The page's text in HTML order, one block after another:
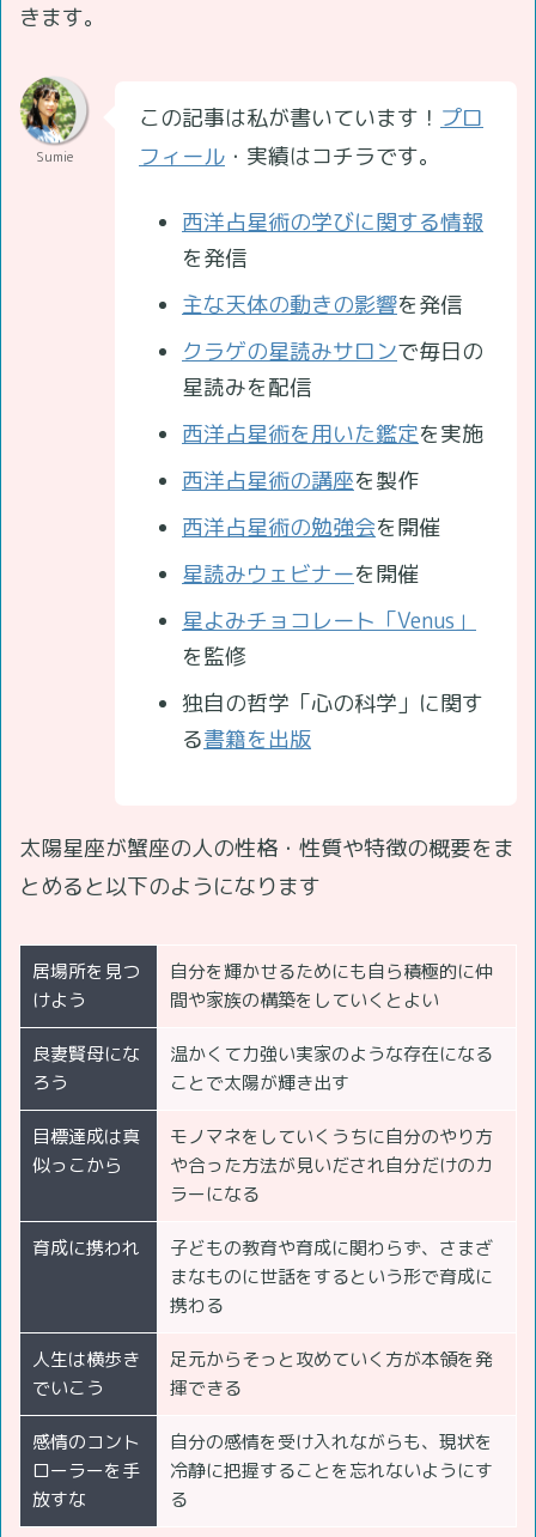
きます。
Sumie
この記事は私が書いています！ プロ
フィール ・実績はコチラです。
西洋占星術の学びに関する情報
を発信
主な天体の動きの影響を発信
クラゲの星読みサロンで毎日の
星読みを配信
西洋占星術を用いた鑑定を実施
西洋占星術の講座を製作
西洋占星術の勉強会を開催
星読みウェビナーを開催
星よみチョコレート「Venus」
を監修
独自の哲学「心の科学」に関す
る書籍を出版
太陽星座が蟹座の人の性格・性質や特徴の概要をま
とめると以下のようになります
居場所を見つ
けよう
自分を輝かせるためにも自ら積極的に仲
間や家族の構築をしていくとよい
良妻賢母にな
ろう
温かくて力強い実家のような存在になる
ことで太陽が輝き出す
目標達成は真
似っこから
モノマネをしていくうちに自分のやり方
や合った方法が見いだされ自分だけのカ
ラーになる
育成に携われ
子どもの教育や育成に関わらず、さまざ
まなものに世話をするという形で育成に
携わる
人生は横歩き
でいこう
足元からそっと攻めていく方が本領を発
揮できる
感情のコント
ローラーを手
放すな
自分の感情を受け入れながらも、現状を
冷静に把握することを忘れないようにす
る